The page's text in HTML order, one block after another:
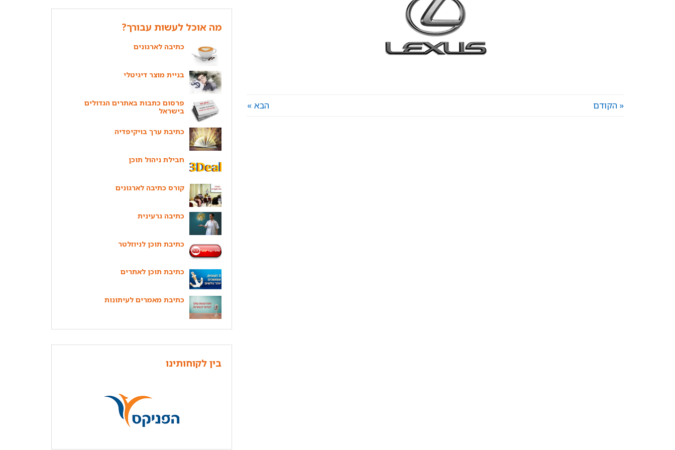
« הקודם הבא »
מה אוכל לעשות עבורך?
כתיבה לארגונים
בניית מוצר דיגיטלי
פרסום כתבות באתרים הגדולים
בישראל
כתיבת ערך בויקיפדיה
חבילת ניהול תוכן
קורס כתיבה לארגונים
כתיבה גרעינית
כתיבת תוכן לניוזלטר
כתיבת תוכן לאתרים
כתיבת מאמרים לעיתונות
בין לקוחותינו